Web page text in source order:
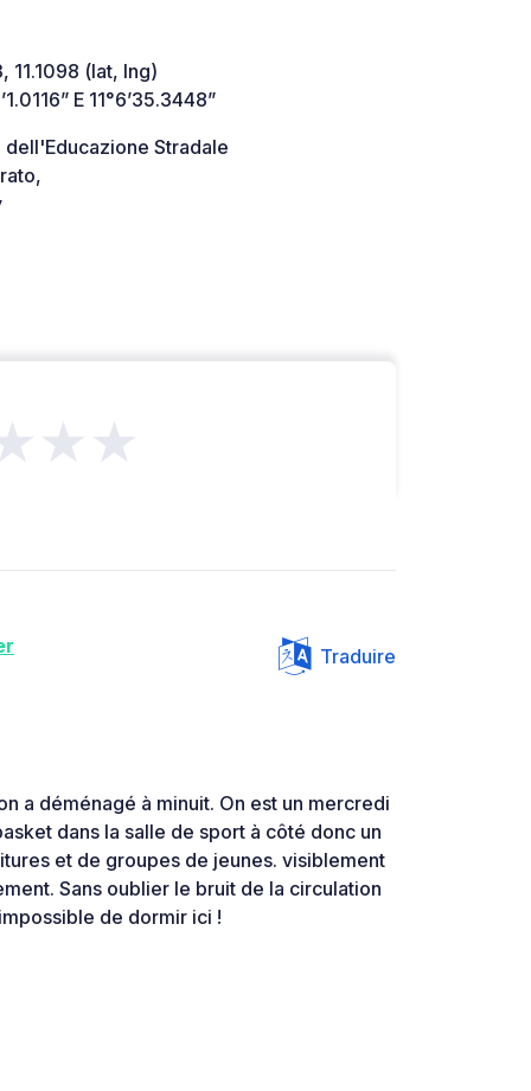
11.1098 (lat, lng)
E 11°6’35.3448”
dell'Educazione Stradale
Traduire
a déménagé à minuit. On est un mercredi
dans la salle de sport à côté donc un
et de groupes de jeunes. visiblement
Sans oublier le bruit de la circulation
de dormir ici !